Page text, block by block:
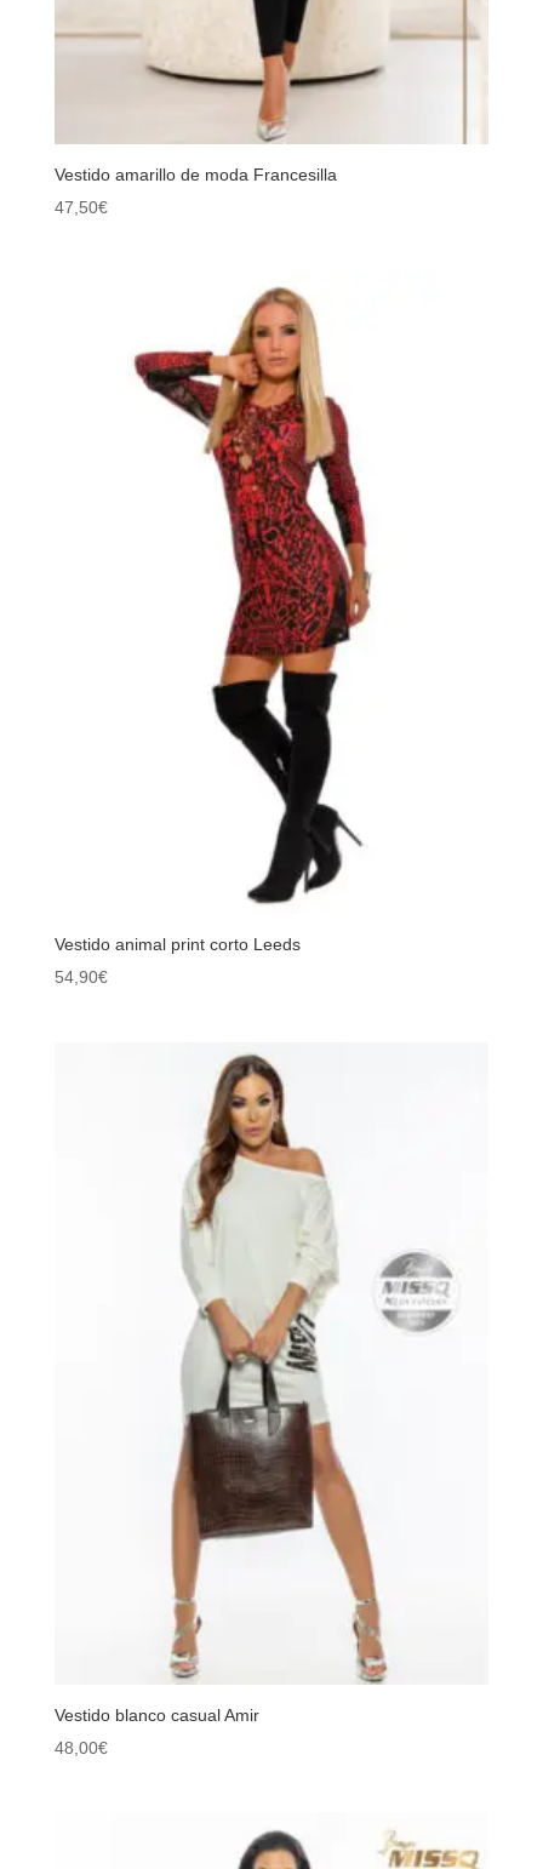
Vestido amarillo de moda Francesilla
47,50€
Vestido animal print corto Leeds
54,90€
Vestido blanco casual Amir
48,00€